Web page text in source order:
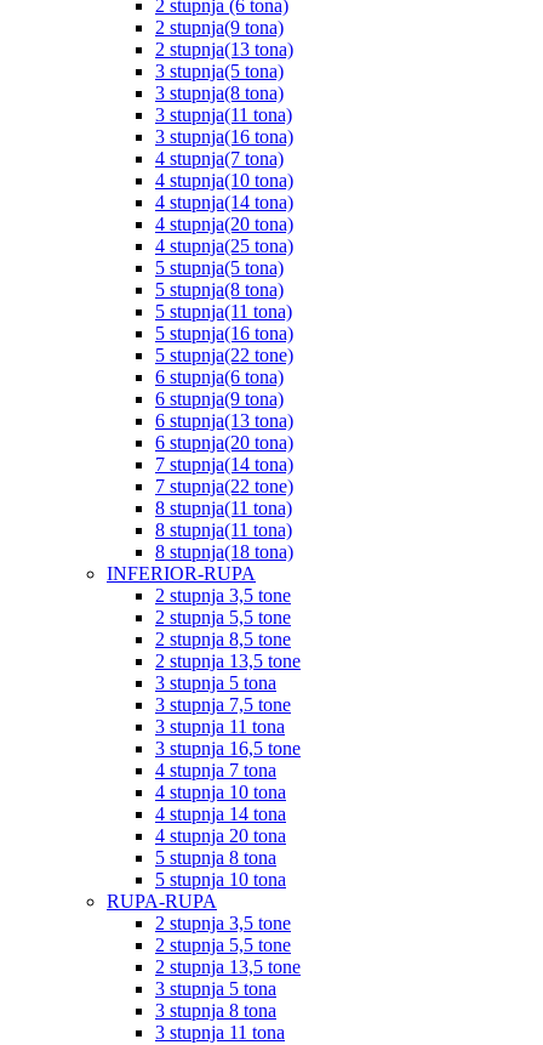
2 stupnja (6 tona)
2 stupnja(9 tona)
2 stupnja(13 tona)
3 stupnja(5 tona)
3 stupnja(8 tona)
3 stupnja(11 tona)
3 stupnja(16 tona)
4 stupnja(7 tona)
4 stupnja(10 tona)
4 stupnja(14 tona)
4 stupnja(20 tona)
4 stupnja(25 tona)
5 stupnja(5 tona)
5 stupnja(8 tona)
5 stupnja(11 tona)
5 stupnja(16 tona)
5 stupnja(22 tone)
6 stupnja(6 tona)
6 stupnja(9 tona)
6 stupnja(13 tona)
6 stupnja(20 tona)
7 stupnja(14 tona)
7 stupnja(22 tone)
8 stupnja(11 tona)
8 stupnja(11 tona)
8 stupnja(18 tona)
INFERIOR-RUPA
2 stupnja 3,5 tone
2 stupnja 5,5 tone
2 stupnja 8,5 tone
2 stupnja 13,5 tone
3 stupnja 5 tona
3 stupnja 7,5 tone
3 stupnja 11 tona
3 stupnja 16,5 tone
4 stupnja 7 tona
4 stupnja 10 tona
4 stupnja 14 tona
4 stupnja 20 tona
5 stupnja 8 tona
5 stupnja 10 tona
RUPA-RUPA
2 stupnja 3,5 tone
2 stupnja 5,5 tone
2 stupnja 13,5 tone
3 stupnja 5 tona
3 stupnja 8 tona
3 stupnja 11 tona